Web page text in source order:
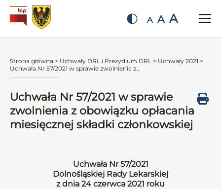
A A A
Strona główna > Uchwały DRL i Prezydium DRL > Uchwały 2021 >
Uchwała Nr 57/2021 w sprawie zwolnienia z...
Uchwała Nr 57/2021 w sprawie
zwolnienia z obowiązku opłacania
miesięcznej składki członkowskiej
Uchwała Nr 57/2021
Dolnośląskiej Rady Lekarskiej
z dnia 24 czerwca 2021 roku